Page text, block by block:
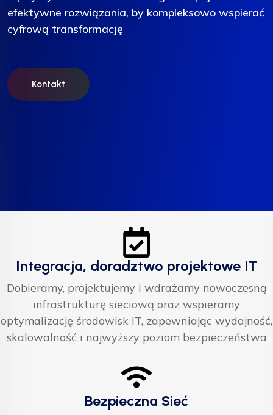
efektywne rozwiązania, by kompleksowo wspierać
cyfrową transformację
Kontakt
efektywne rozwiązania, by kompleksowo wspierać
cyfrową transformację
Kontakt
efektywne rozwiązania, by kompleksowo wspierać
cyfrową transformację
Kontakt
Integracja, doradztwo projektowe IT
Dobieramy, projektujemy i wdrażamy nowoczesną
infrastrukturę sieciową oraz wspieramy
optymalizację środowisk IT, zapewniając wydajność,
skalowalność i najwyższy poziom bezpieczeństwa
Bezpieczna Sieć